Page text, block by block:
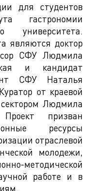
для студентов
гастрономии
университета.
являются доктор
СФУ Людмила
и кандидат
СФУ Наталья
от краевой
Людмила
призван
ресурсы
отраслевой
молодежи,
методической
работе и в